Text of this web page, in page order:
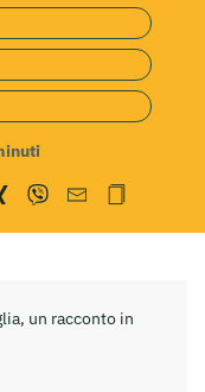
un racconto in